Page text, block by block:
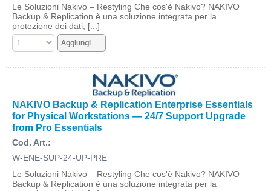
Le Soluzioni Nakivo – Restyling Che cos'è Nakivo? NAKIVO
Backup & Replication è una soluzione integrata per la
protezione dei dati, [...]
NAKIVO Backup & Replication Enterprise Essentials
for Physical Workstations — 24/7 Support Upgrade
from Pro Essentials
Cod. Art.:
W-ENE-SUP-24-UP-PRE
Le Soluzioni Nakivo – Restyling Che cos'è Nakivo? NAKIVO
Backup & Replication è una soluzione integrata per la